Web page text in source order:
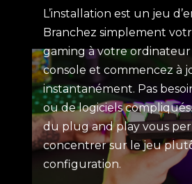
L’installation est un jeu
Branchez simplement
gaming à votre
console et commencez à
instantanément. Pas
ou de logiciels
du plug and play vous
concentrer sur le jeu
configuration.